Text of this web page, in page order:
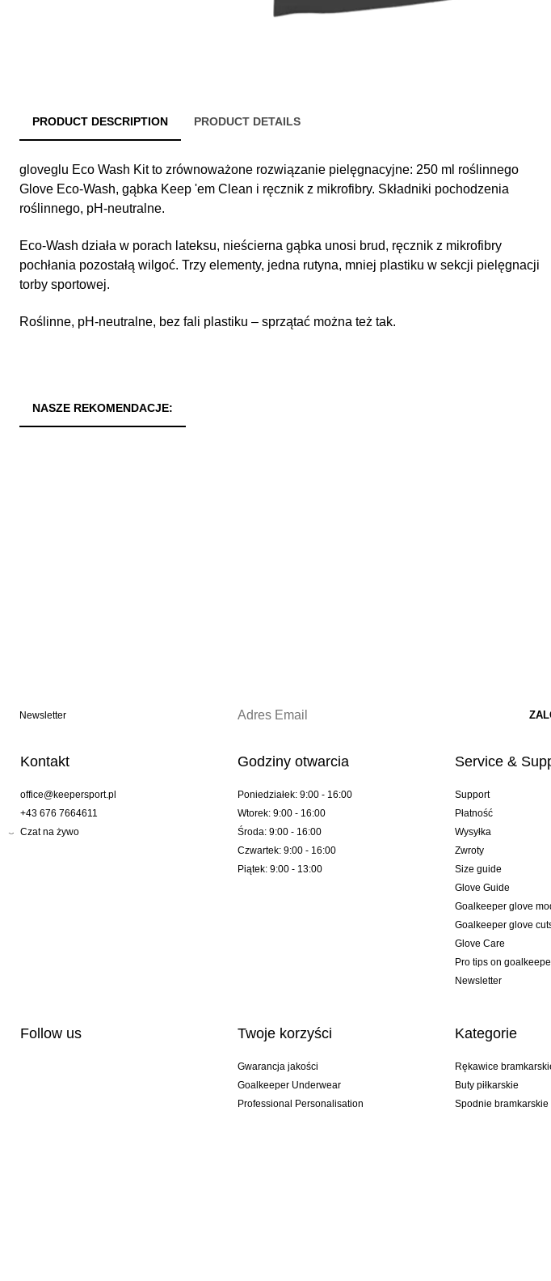
PRODUCT DESCRIPTION PRODUCT DETAILS
gloveglu Eco Wash Kit to zrównoważone rozwiązanie pielęgnacyjne: 250 ml roślinnego
Glove Eco-Wash, gąbka Keep 'em Clean i ręcznik z mikrofibry. Składniki pochodzenia
roślinnego, pH-neutralne.
Eco-Wash działa w porach lateksu, nieścierna gąbka unosi brud, ręcznik z mikrofibry
pochłania pozostałą wilgoć. Trzy elementy, jedna rutyna, mniej plastiku w sekcji pielęgnacji
torby sportowej.
Roślinne, pH-neutralne, bez fali plastiku – sprzątać można też tak.
NASZE REKOMENDACJE:
Newsletter
Kontakt
office@keepersport.pl
+43 676 7664611
Czat na żywo
Godziny otwarcia
Poniedziałek: 9:00 - 16:00
Wtorek: 9:00 - 16:00
Środa: 9:00 - 16:00
Czwartek: 9:00 - 16:00
Piątek: 9:00 - 13:00
Service &
Support
Płatność
Wysyłka
Zwroty
Size guide
Glove Guide
Goalkeeper glove
Goalkeeper glove
Glove Care
Pro tips on
Newsletter
Follow us Twoje korzyści
Gwarancja jakości
Goalkeeper Underwear
Professional Personalisation
Kategorie
Rękawice
Buty piłkarskie
Spodnie bramkarskie